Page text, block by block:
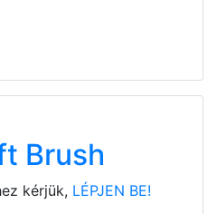
Brush
kérjük, LÉPJEN BE!